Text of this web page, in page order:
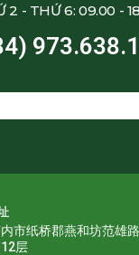
2 - THỨ 6: 09.00 -
市纸桥郡燕和坊范雄
层